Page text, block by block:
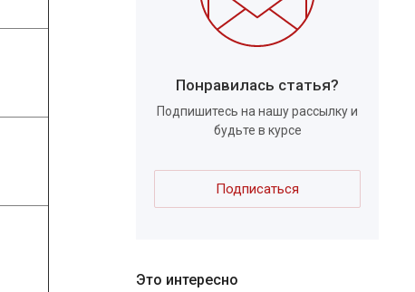
Понравилась статья?
Подпишитесь на нашу рассылку и
будьте в курсе
Подписаться
Это интересно